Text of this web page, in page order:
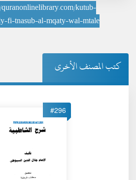
kutub-
fi-tnasub-al-mqaty-wal-mtale
كتب المصنف الأخرى
#296